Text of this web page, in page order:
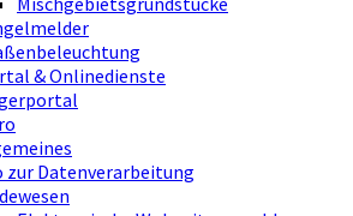
& Onlinedienste
zur Datenverarbeitung